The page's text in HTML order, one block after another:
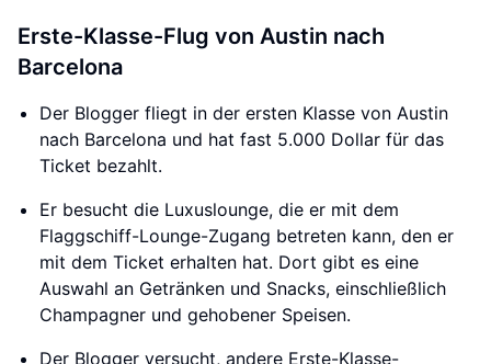
Erste-Klasse-Flug von Austin nach
Barcelona
Der Blogger fliegt in der ersten Klasse von Austin
nach Barcelona und hat fast 5.000 Dollar für das
Ticket bezahlt.
Er besucht die Luxuslounge, die er mit dem
Flaggschiff-Lounge-Zugang betreten kann, den er
mit dem Ticket erhalten hat. Dort gibt es eine
Auswahl an Getränken und Snacks, einschließlich
Champagner und gehobener Speisen.
Der Blogger versucht, andere Erste-Klasse-